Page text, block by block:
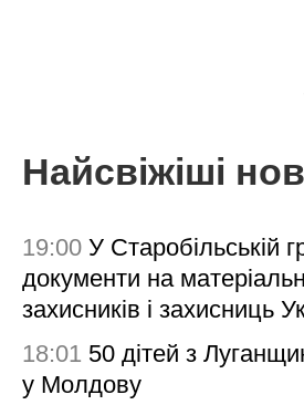
Найсвіжіші
19:00 У Старобільській
документи на
захисників і захисниць
18:01 50 дітей з
у Молдову